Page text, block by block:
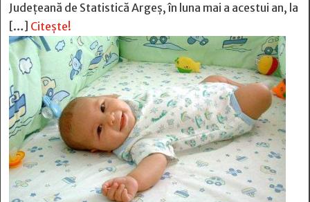
Județeană de Statistică Argeș, în luna mai a acestui an, la
[…] Citește!